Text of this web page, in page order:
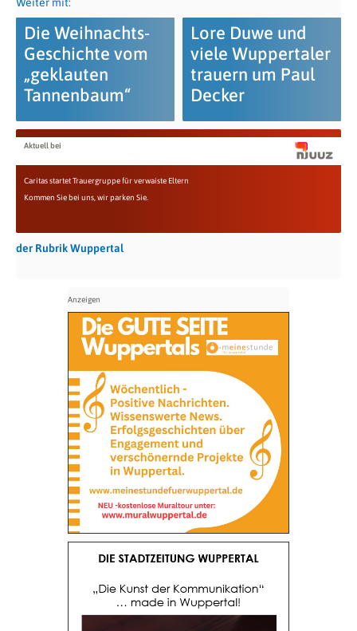
Die Weihnachts-
Geschichte vom
„geklauten
Tannenbaum“
Lore Duwe und
viele Wuppertaler
trauern um Paul
Decker
Aktuell bei
Caritas startet Trauergruppe für verwaiste Eltern
Kommen Sie bei uns, wir parken Sie.
der Rubrik Wuppertal